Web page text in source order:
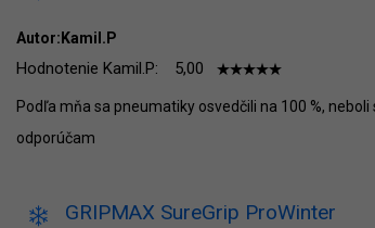
Autor:Kamil.P
Hodnotenie Kamil.P: 5,00
Podľa mňa sa pneumatiky osvedčili na 100 %,
odporúčam
GRIPMAX SureGrip ProWinter